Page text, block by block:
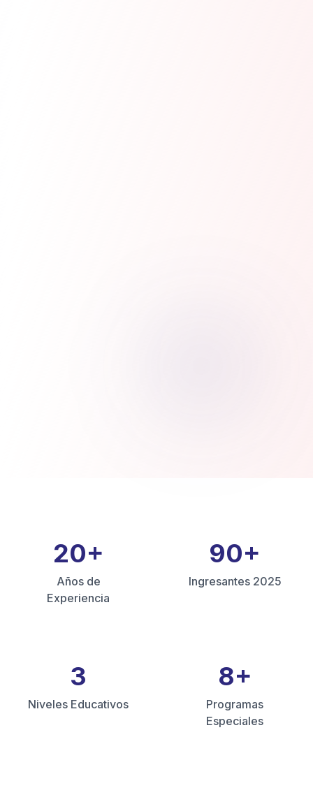
20+
Años de
Experiencia
90+
Ingresantes 2025
3
Niveles Educativos
8+
Programas
Especiales